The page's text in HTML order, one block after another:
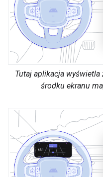
Tutaj aplikacja
środku ekranu